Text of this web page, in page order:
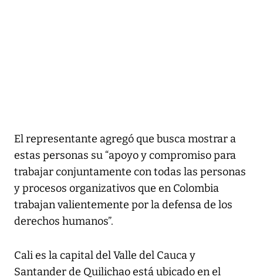
El representante agregó que busca mostrar a
estas personas su “apoyo y compromiso para
trabajar conjuntamente con todas las personas
y procesos organizativos que en Colombia
trabajan valientemente por la defensa de los
derechos humanos”.
Cali es la capital del Valle del Cauca y
Santander de Quilichao está ubicado en el